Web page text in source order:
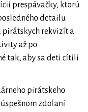
prespávačky, ktorú
detailu
pirátskych rekvizít a
až po
tak, aby sa deti cítili
pirátskeho
zdolaní